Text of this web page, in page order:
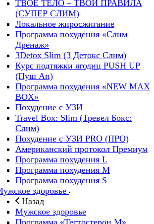
ТВОЕ ТЕЛО – ТВОИ ПРАВИЛА
(СУПЕР СЛИМ)
Локальное жиросжигание
Программа похудения «Слим
Дренаж»
3Detox Slim (3 Детокс Слим)
Курс подтяжки ягодиц PUSH UP
(Пуш Ап)
Программа похудения «NEW MAX
BOX»
Похудение с УЗИ
Travel Box: Slim (Тревел Бокс:
Слим)
Похудение с УЗИ PRO (ПРО)
Американский протокол Премиум
Программа похудения L
Программа похудения M
Программа похудения S
здоровье
Назад
Мужское здоровье
Программа «Тестостерон M»